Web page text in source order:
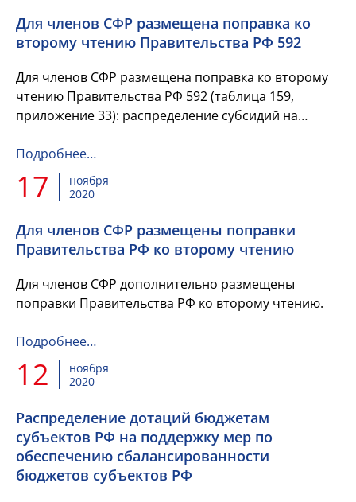
Для членов СФР размещена поправка ко
второму чтению Правительства РФ 592
Для членов СФР размещена поправка ко второму
чтению Правительства РФ 592 (таблица 159,
приложение 33): распределение субсидий на
рождения третьего реб...
Подробнее…
17
ноября
2020
Для членов СФР размещены поправки
Правительства РФ ко второму чтению
Для членов СФР дополнительно размещены
поправки Правительства РФ ко второму чтению.
Подробнее…
12
ноября
2020
Распределение дотаций бюджетам
субъектов РФ на поддержку мер по
обеспечению сбалансированности
бюджетов субъектов РФ